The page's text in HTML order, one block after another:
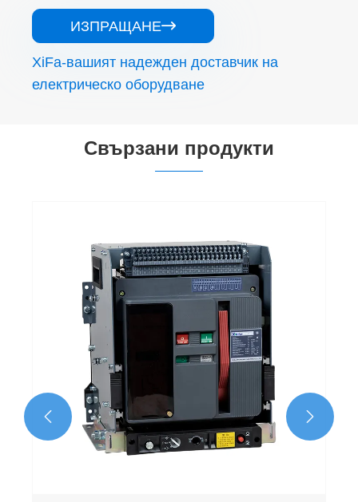
ИЗПРАЩАНЕ
XiFa-вашият надежден доставчик на
електрическо оборудване
Свързани продукти
1250 Amp Acb в електрическа верига
Виж повече >>
 